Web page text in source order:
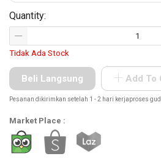
Quantity:
Tidak Ada Stock
Beli Langsung
Pesanan dikirimkan setelah 1 - 2 hari kerjaproses
Market Place :
Cordless
Tools
Welding
Machines